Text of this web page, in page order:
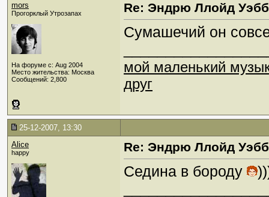
mors
Прогорклый Утрозапах
На форуме с: Aug 2004
Место жительства: Москва
Сообщений: 2,800
Re: Эндрю Ллойд
Сумашечий он
мой маленький
друг
25-12-2007, 13:30
Alice
happy Re: Эндрю Ллойд
Седина в бороду